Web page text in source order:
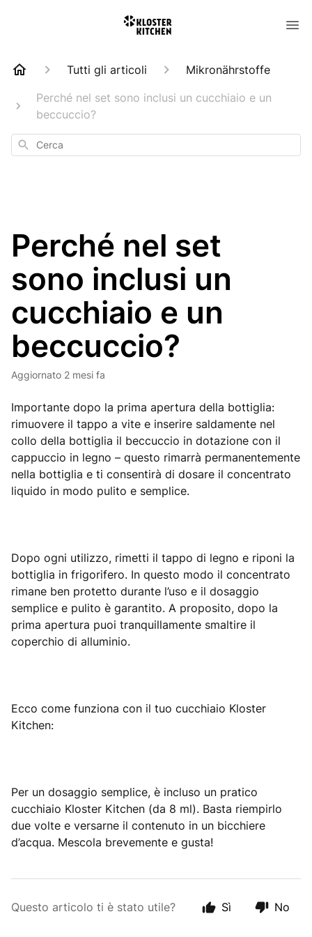
Tutti gli articoli
Mikronährstoffe
Perché nel set sono inclusi un cucchiaio e un
beccuccio?
Cerca
Perché nel set
sono inclusi un
cucchiaio e un
beccuccio?
Aggiornato 2 mesi fa
Importante dopo la prima apertura della bottiglia:
rimuovere il tappo a vite e inserire saldamente nel
collo della bottiglia il beccuccio in dotazione con il
cappuccio in legno – questo rimarrà permanentemente
nella bottiglia e ti consentirà di dosare il concentrato
liquido in modo pulito e semplice.
Dopo ogni utilizzo, rimetti il tappo di legno e riponi la
bottiglia in frigorifero. In questo modo il concentrato
rimane ben protetto durante l’uso e il dosaggio
semplice e pulito è garantito. A proposito, dopo la
prima apertura puoi tranquillamente smaltire il
coperchio di alluminio.
Ecco come funziona con il tuo cucchiaio Kloster
Kitchen:
Per un dosaggio semplice, è incluso un pratico
cucchiaio Kloster Kitchen (da 8 ml). Basta riempirlo
due volte e versarne il contenuto in un bicchiere
d’acqua. Mescola brevemente e gusta!
Questo articolo ti è stato utile? Sì No